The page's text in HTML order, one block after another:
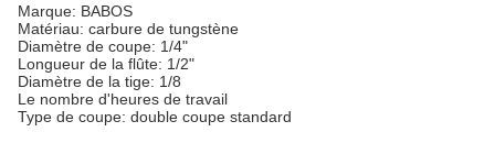
Marque: BABOS
Matériau: carbure de tungstène
Diamètre de coupe: 1/4"
Longueur de la flûte: 1/2"
Diamètre de la tige: 1/8
Le nombre d'heures de travail
Type de coupe: double coupe standard